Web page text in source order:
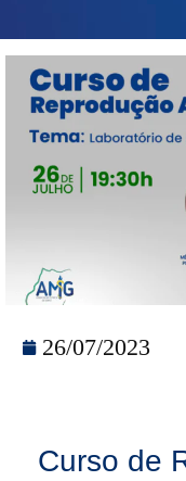
26/07/2023
Curso de